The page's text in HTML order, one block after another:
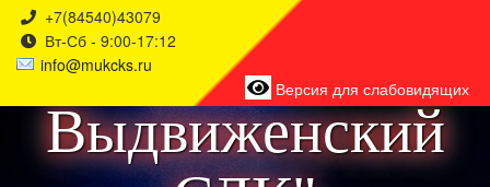
+7(84540)43079
Вт-Сб - 9:00-17:12
info@mukcks.ru
Версия для слабовидящих
района
Выдвиженский